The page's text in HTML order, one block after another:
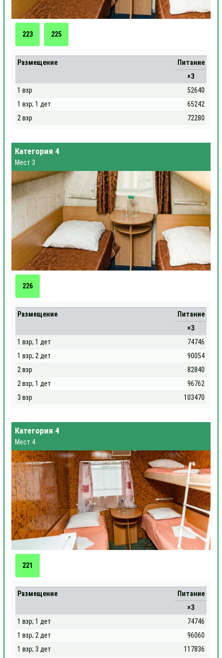
223 225
Размещение
Питание
×3
1 взр
52640
1 взр; 1 дет
65242
2 взр
72280
Категория 4
Мест 3
226
Размещение
Питание
×3
1 взр; 1 дет
74746
1 взр; 2 дет
90054
2 взр
82840
2 взр; 1 дет
96762
3 взр
103470
Категория 4
Мест 4
221
Размещение
Питание
×3
1 взр; 1 дет
74746
1 взр; 2 дет
96060
1 взр; 3 дет
117836